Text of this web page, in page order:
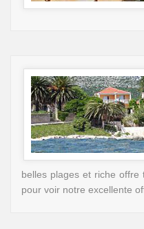
belles plages et riche offre
pour voir notre excellente